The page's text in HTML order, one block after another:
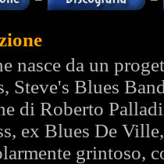
nasce da un
Steve's Blues
di Roberto
ex Blues De
grintoso,